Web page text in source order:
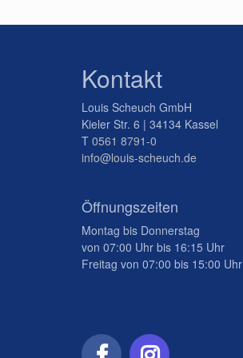
Kontakt
Louis Scheuch GmbH
Kieler Str. 6 | 34134 Kassel
T 0561 8791-0
info@louis-scheuch.de
Öffnungszeiten
Montag bis Donnerstag
von 07:00 Uhr bis 16:15 Uhr
Freitag von 07:00 bis 15:00 Uhr